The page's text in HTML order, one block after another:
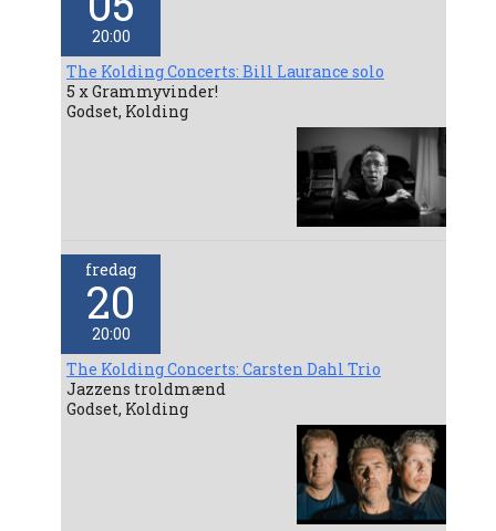
20:00
The Kolding Concerts: Bill Laurance solo
5 x Grammyvinder!
Godset, Kolding
fredag
20
20:00
The Kolding Concerts: Carsten Dahl Trio
Jazzens troldmænd
Godset, Kolding